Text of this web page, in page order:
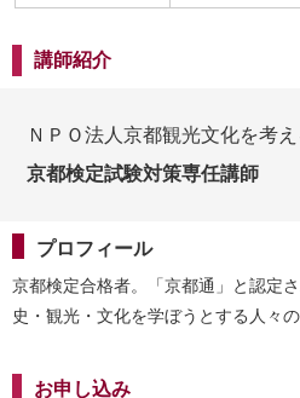
講師紹介
ＮＰＯ法人京都観光文化を考
京都検定試験対策専任講師
プロフィール
京都検定合格者。「京都通」と認定
史・観光・文化を学ぼうとする人々の
お申し込み